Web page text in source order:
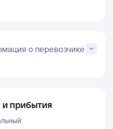
о перевозчике
прибытия